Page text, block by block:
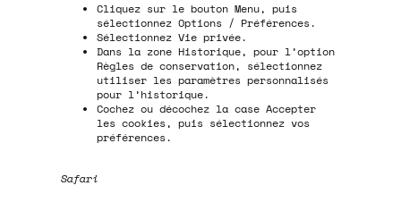
Cliquez sur le bouton Menu, puis
sélectionnez Options / Préférences.
Sélectionnez Vie privée.
Dans la zone Historique, pour l’option
Règles de conservation, sélectionnez
utiliser les paramètres personnalisés
pour l’historique.
Cochez ou décochez la case Accepter
les cookies, puis sélectionnez vos
préférences.
Safari